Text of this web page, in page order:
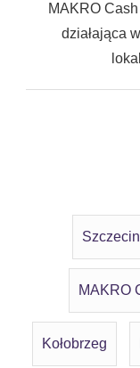
MAKRO
działająca
Szczecin
MAKRO
Kołobrzeg